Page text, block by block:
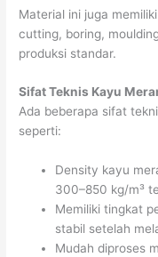
Material ini juga
cutting, boring,
produksi standar.
Sifat Teknis Kayu
Ada beberapa sifat
seperti:
Density kayu
300–850 kg/m³
Memiliki tingkat
stabil setelah
Mudah diproses